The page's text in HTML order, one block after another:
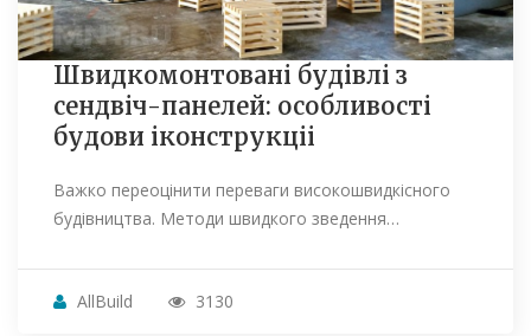
Швидкомонтовані будівлі з
сендвіч-панелей: особливості
будови іконструкціі
Важко переоцінити переваги високошвидкісного
будівництва. Методи швидкого зведення…
AllBuild 3130